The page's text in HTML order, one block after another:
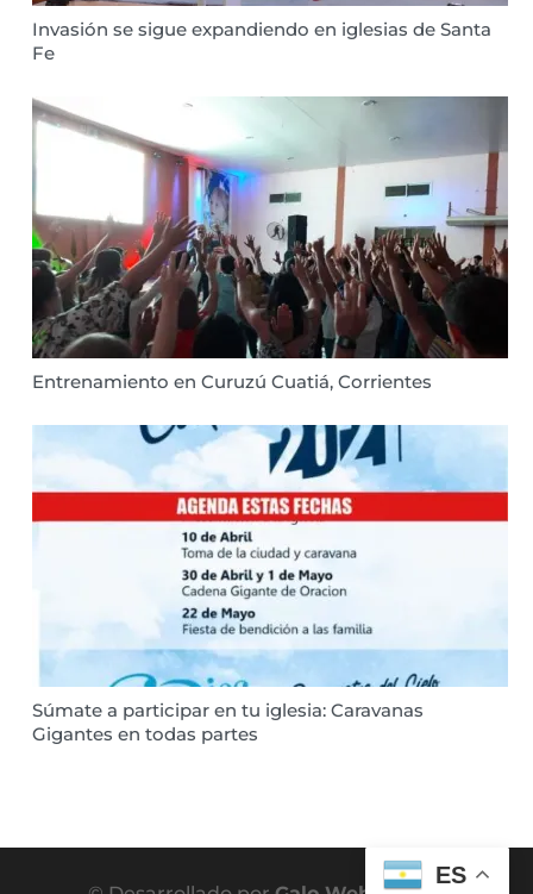
Invasión se sigue expandiendo en iglesias de Santa
Fe
Entrenamiento en Curuzú Cuatiá, Corrientes
Súmate a participar en tu iglesia: Caravanas
Gigantes en todas partes
ES